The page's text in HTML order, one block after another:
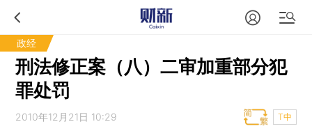
政经
刑法修正案（八）二审加重部分犯
罪处罚
2010年12月21日 10:29 T中